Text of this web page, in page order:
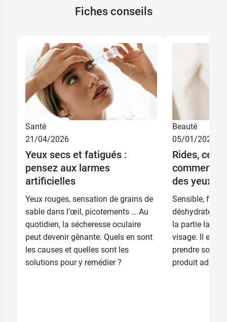
Fiches conseils
Santé
21/04/2026
Yeux secs et fatigués :
pensez aux larmes
artificielles
Yeux rouges, sensation de grains de
sable dans l’œil, picotements … Au
quotidien, la sécheresse oculaire
peut devenir gênante. Quels en sont
les causes et quelles sont les
solutions pour y remédier ?
Beauté
05/01/2026
Rides,
comment
des yeux ?
Sensible,
déshydraté, le
la partie la
visage. Il est
prendre soin
produit